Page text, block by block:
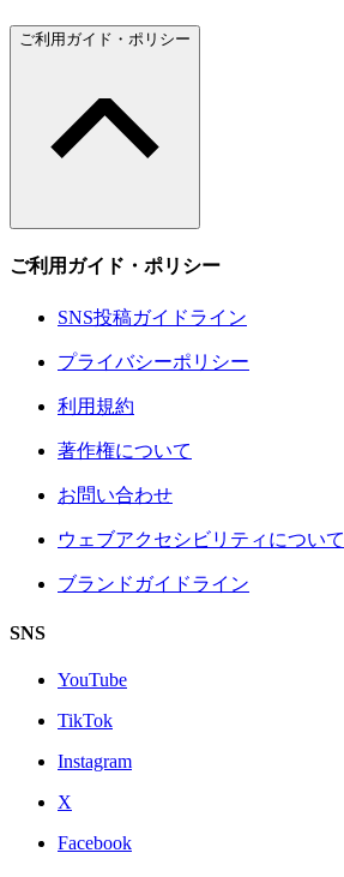
ご利用ガイド・ポリシー
ご利用ガイド・ポリシー
SNS投稿ガイドライン
プライバシーポリシー
利用規約
著作権について
お問い合わせ
ウェブアクセシビリティについて
ブランドガイドライン
SNS
YouTube
TikTok
Instagram
X
Facebook